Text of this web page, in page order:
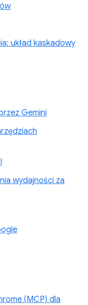
układ kaskadowy
Gemini
wydajności za
(MCP) dla